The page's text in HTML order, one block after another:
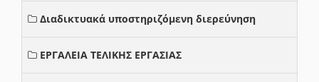
Διαδικτυακά υποστηριζόμενη διερεύνηση
ΕΡΓΑΛΕΙΑ ΤΕΛΙΚΗΣ ΕΡΓΑΣΙΑΣ